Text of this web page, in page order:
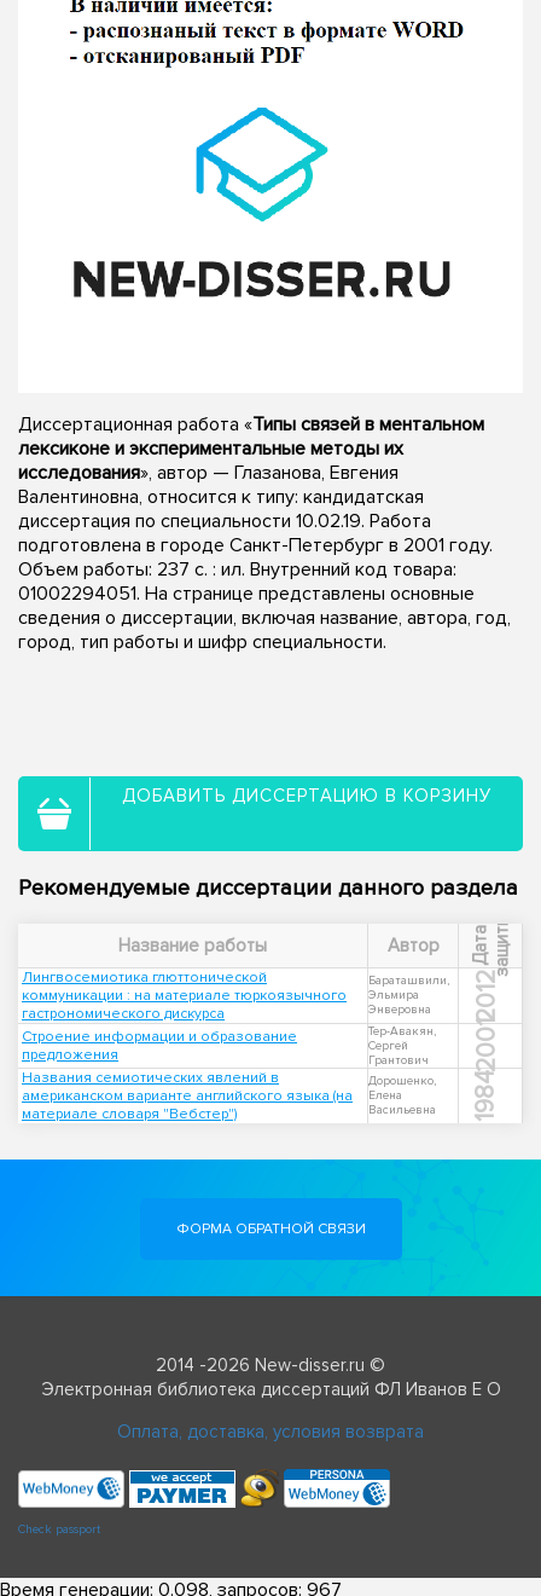
Диссертационная работа «Типы связей в ментальном
лексиконе и экспериментальные методы их
исследования», автор — Глазанова, Евгения
Валентиновна, относится к типу: кандидатская
диссертация по специальности 10.02.19. Работа
подготовлена в городе Санкт-Петербург в 2001 году.
Объем работы: 237 с. : ил. Внутренний код товара:
01002294051. На странице представлены основные
сведения о диссертации, включая название, автора, год,
город, тип работы и шифр специальности.
ДОБАВИТЬ ДИССЕРТАЦИЮ В КОРЗИНУ
Рекомендуемые диссертации данного раздела
Название работы Автор Д
а
т
а
з
а
щ
и
т ы
Лингвосемиотика глюттонической
коммуникации : на материале тюркоязычного
гастрономического дискурса
Бараташвили,
Эльмира
Энверовна
2012
Строение информации и образование
предложения
Тер-Авакян,
Сергей
Грантович
2001
Названия семиотических явлений в
американском варианте английского языка (на
материале словаря "Вебстер")
Дорошенко,
Елена
Васильевна
1984
ФОРМА ОБРАТНОЙ СВЯЗИ
2014 -2026 New-disser.ru ©
Электронная библиотека диссертаций ФЛ Иванов Е О
Оплата, доставка, условия возврата
Check passport
Время генерации: 0.098, запросов: 967